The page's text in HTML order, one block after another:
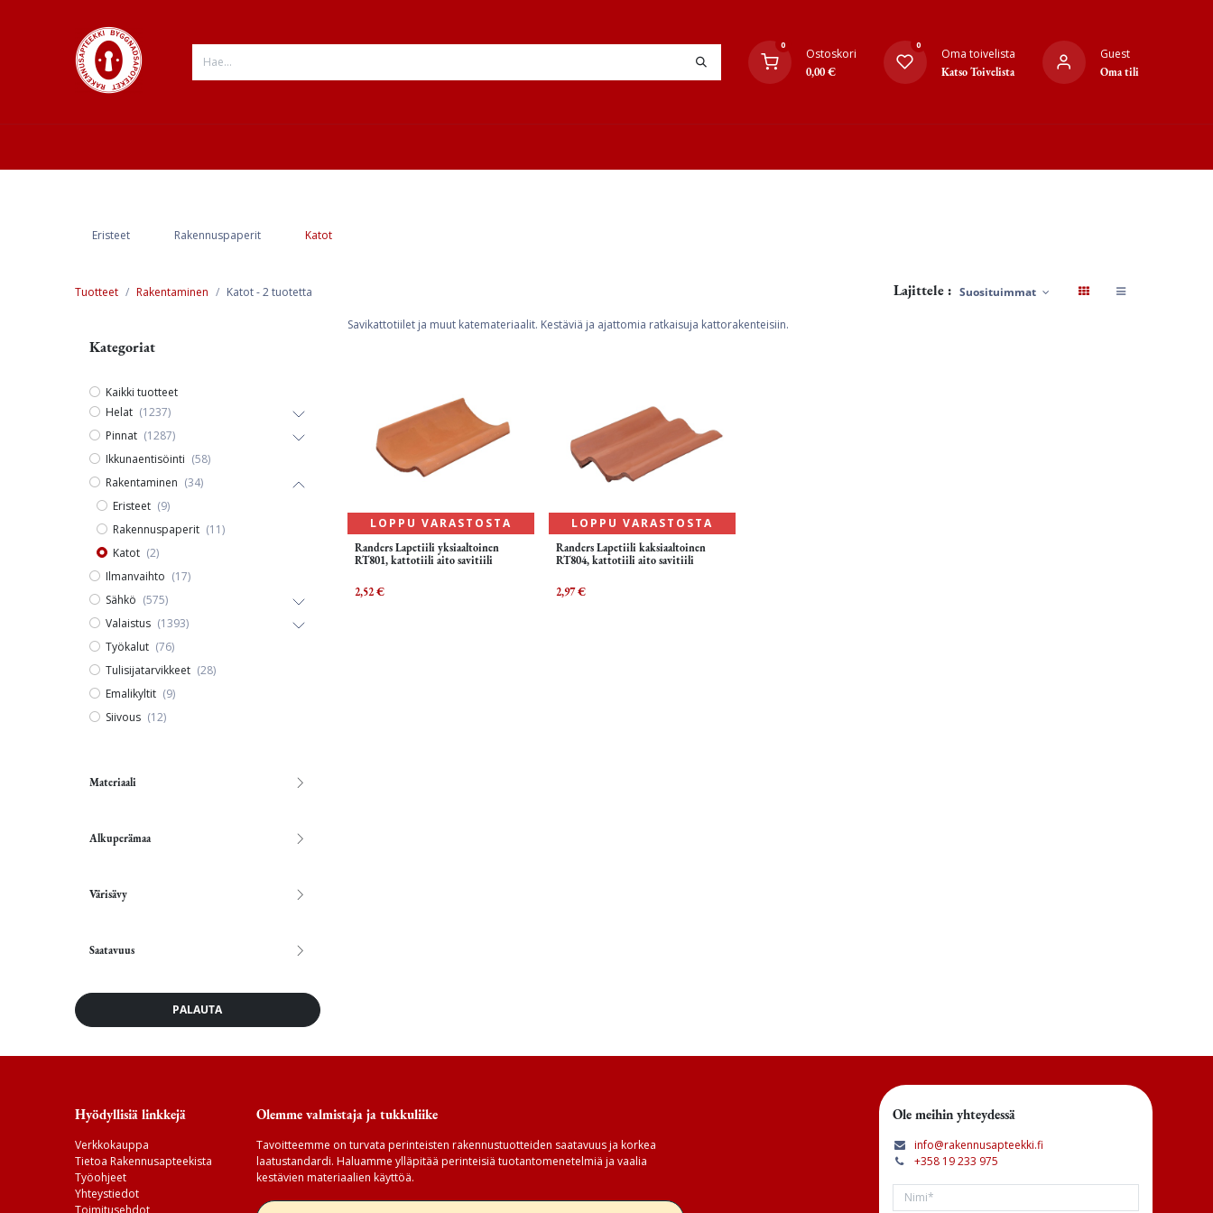
0
Ostoskori
0,00€
0
Oma toivelista
Katso Toivelista
Guest
Oma tili
Eristeet Rakennuspaperit Katot
Tuotteet Rakentaminen Katot- 2 tuotetta Lajittele : Suosituimmat
Kategoriat
Kaikki tuotteet
Helat (1237)
Pinnat (1287)
Ikkunaentisöinti (58)
Rakentaminen (34)
Eristeet (9)
Rakennuspaperit (11)
Katot (2)
Ilmanvaihto (17)
Sähkö (575)
Valaistus (1393)
Työkalut (76)
Tulisijatarvikkeet (28)
Emalikyltit (9)
Siivous (12)
Materiaali
Alkuperämaa
Värisävy
Saatavuus
PALAUTA
Savikattotiilet ja muut katemateriaalit. Kestäviä ja ajattomia ratkaisuja kattorakenteisiin.
LOPPU VARASTOSTA
Randers Lapetiili yksiaaltoinen
RT801, kattotiili aito savitiili
2,52€
LOPPU VARASTOSTA
Randers Lapetiili kaksiaaltoinen
RT804, kattotiili aito savitiili
2,97€
Hyödyllisiä linkkejä
Verkkokauppa
Tietoa Rakennusapteekista
Työohjeet
Yhteystiedot
Toimitusehdot
Olemme valmistaja ja tukkuliike
Tavoitteemme on turvata perinteisten rakennustuotteiden saatavuus ja korkea
laatustandardi. Haluamme ylläpitää perinteisiä tuotantomenetelmiä ja vaalia
kestävien materiaalien käyttöä.
Ole meihin yhteydessä
info@rakennusapteekki.fi
+358 19 233 975